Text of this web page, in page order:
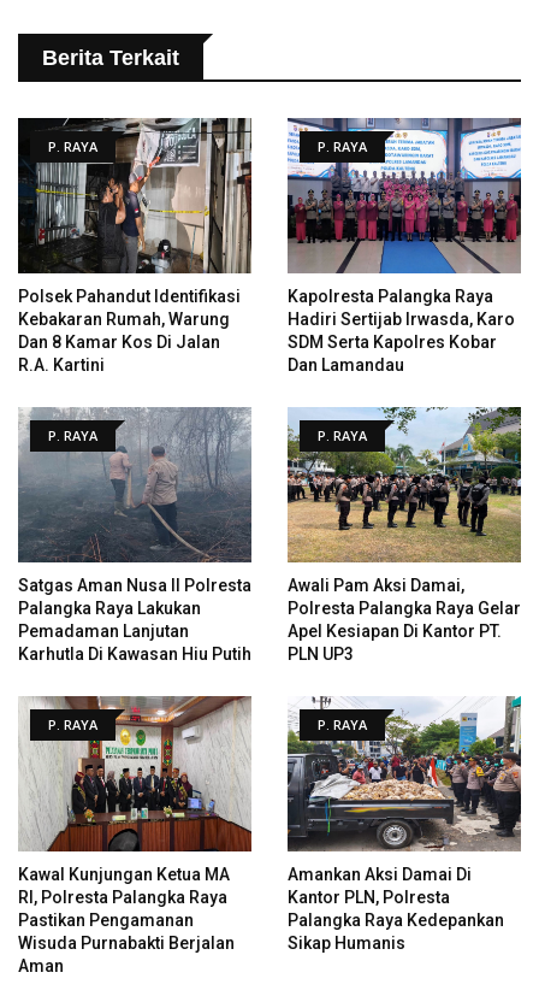
Berita Terkait
P. RAYA
Polsek Pahandut Identifikasi
Kebakaran Rumah, Warung
Dan 8 Kamar Kos Di Jalan
R.A. Kartini
P. RAYA
Kapolresta Palangka Raya
Hadiri Sertijab Irwasda, Karo
SDM Serta Kapolres Kobar
Dan Lamandau
P. RAYA
Satgas Aman Nusa II Polresta
Palangka Raya Lakukan
Pemadaman Lanjutan
Karhutla Di Kawasan Hiu Putih
P. RAYA
Awali Pam Aksi Damai,
Polresta Palangka Raya Gelar
Apel Kesiapan Di Kantor PT.
PLN UP3
P. RAYA
Kawal Kunjungan Ketua MA
RI, Polresta Palangka Raya
Pastikan Pengamanan
Wisuda Purnabakti Berjalan
Aman
P. RAYA
Amankan Aksi Damai Di
Kantor PLN, Polresta
Palangka Raya Kedepankan
Sikap Humanis